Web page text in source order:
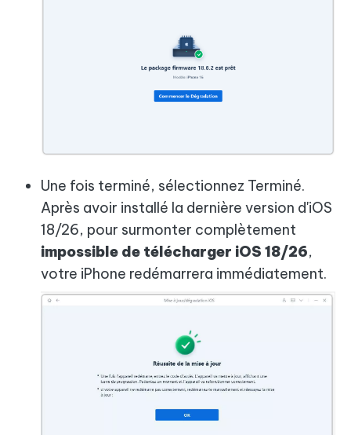
Une fois terminé, sélectionnez Terminé.
Après avoir installé la dernière version d'iOS
18/26, pour surmonter complètement
impossible de télécharger iOS 18/26,
votre iPhone redémarrera immédiatement.